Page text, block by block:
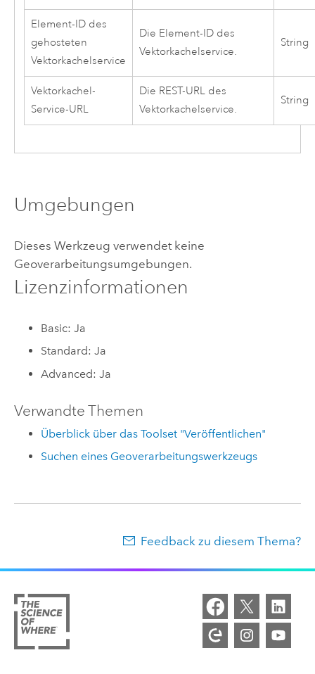
Element-ID des
gehosteten
Vektorkachelservice
Die Element-ID des
Vektorkachelservice.
String
Vektorkachel-
Service-URL
Die REST-URL des
Vektorkachelservice.
String
Umgebungen
Dieses Werkzeug verwendet keine
Geoverarbeitungsumgebungen.
Lizenzinformationen
Basic: Ja
Standard: Ja
Advanced: Ja
Verwandte Themen
Überblick über das Toolset "Veröffentlichen"
Suchen eines Geoverarbeitungswerkzeugs
Feedback zu diesem Thema?